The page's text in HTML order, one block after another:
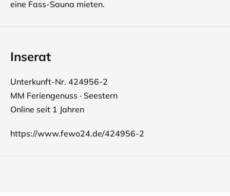
eine Fass-Sauna mieten.
Inserat
Unterkunft-Nr. 424956-2
MM Feriengenuss · Seestern
Online seit 1 Jahren
https://www.fewo24.de/424956-2